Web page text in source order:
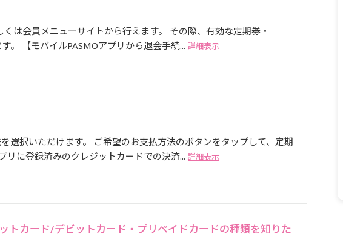
は会員メニューサイトから行えます。 その際、有効な定期券・
。 【モバイルPASMOアプリから退会手続... 詳細表示
選択いただけます。 ご希望のお支払方法のボタンをタップして、定期
リに登録済みのクレジットカードでの決済... 詳細表示
トカード/デビットカード・プリペイドカードの種類を知りた